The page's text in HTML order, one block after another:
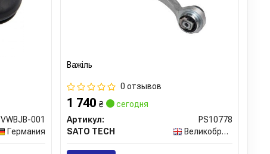
VWBJB-001
Германия
Важіль
0 отзывов
1 740₴
сегодня
Артикул:
PS10778
SATO TECH
Великобритания